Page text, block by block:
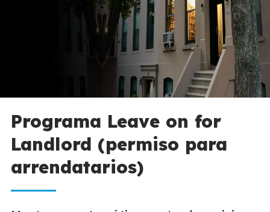
Programa Leave on for
Landlord (permiso para
arrendatarios)